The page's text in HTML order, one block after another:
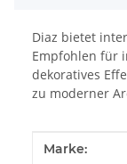
Diaz bietet
Empfohlen für
dekoratives
zu moderner
Wert
Marke: